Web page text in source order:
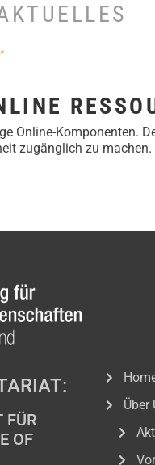
Online-Komponenten.
zugänglich zu machen.
FÜR
OF
Über